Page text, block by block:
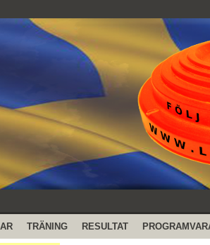
TRÄNING RESULTAT